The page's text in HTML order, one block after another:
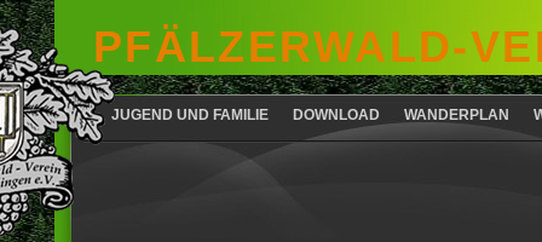
PFÄLZERWALD-
WANDERPLAN
DOWNLOAD
JUGEND UND FAMILIE